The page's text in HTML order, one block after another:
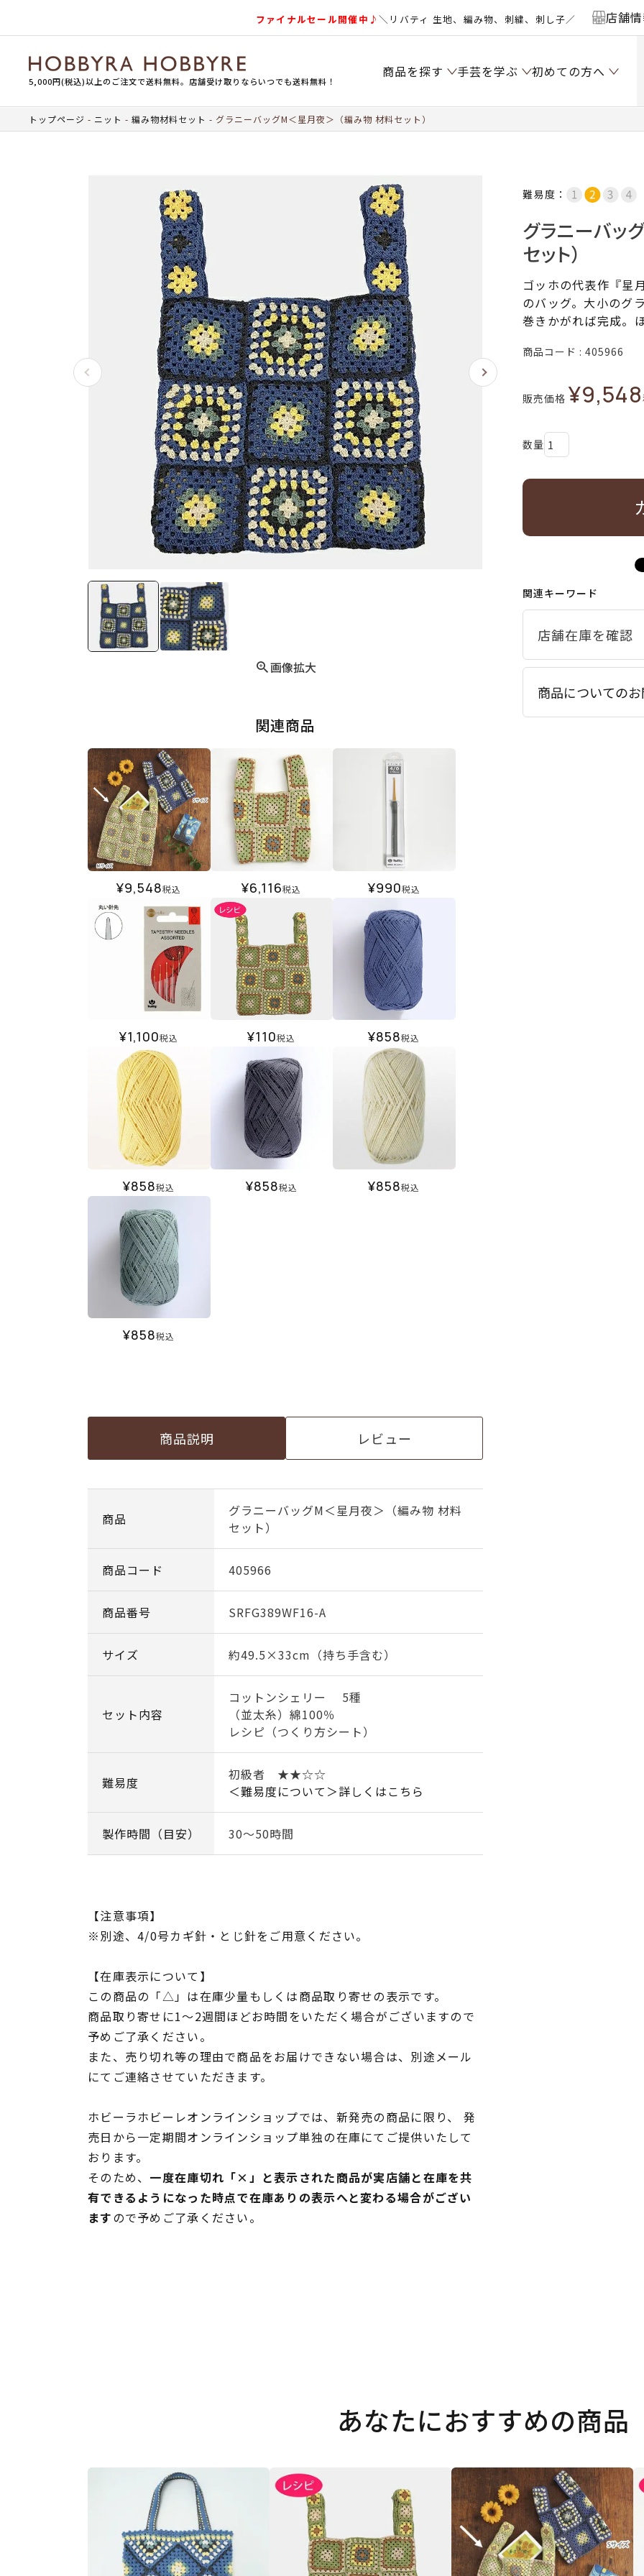
ファイナルセール開催中♪＼リバティ 生地、編み物、刺繍、刺し子／ 店舗
5,000円(税込)以上のご注文で送料無料。店舗受け取りならいつでも送料無料！
商品を探す 手芸を学ぶ 初めての方へ
トップページ ニット 編み物材料セット グラニーバッグM＜星月夜＞（編み物 材料セット）
画像拡大
関連商品
¥9,548税込 ¥6,116税込 ¥990税込
¥1,100税込 ¥110税込 ¥858税込
¥858税込 ¥858税込 ¥858税込
¥858税込
商品説明 レビュー
商品
グラニーバッグM＜星月夜＞（編み物 材料
セット）
商品コード 405966
商品番号 SRFG389WF16-A
サイズ 約49.5×33cm（持ち手含む）
セット内容
コットンシェリー 5種
（並太糸）綿100％
レシピ（つくり方シート）
難易度
初級者 ★★☆☆
＜難易度について＞詳しくはこちら
製作時間（目安） 30～50時間
【注意事項】
※別途、4/0号カギ針・とじ針をご用意ください。
【在庫表示について】
この商品の「△」は在庫少量もしくは商品取り寄せの表示です。
商品取り寄せに1～2週間ほどお時間をいただく場合がございますので
予めご了承ください。
また、売り切れ等の理由で商品をお届けできない場合は、別途メール
にてご連絡させていただきます。
ホビーラホビーレオンラインショップでは、新発売の商品に限り、 発
売日から一定期間オンラインショップ単独の在庫にてご提供いたして
おります。
そのため、 一度在庫切れ「×」と表示された商品が実店舗と在庫を共
有できるようになった時点で在庫ありの表示へと変わる場合がござい
ますので予めご了承ください。
難易度：
グラニーバッ
セット）
ゴッホの代表作『星
のバッグ。大小のグ
巻きかがれば完成。
商品コード 405966
販売価格 ¥9,548
関連キーワード
商品についての
あなたにおすすめの商品